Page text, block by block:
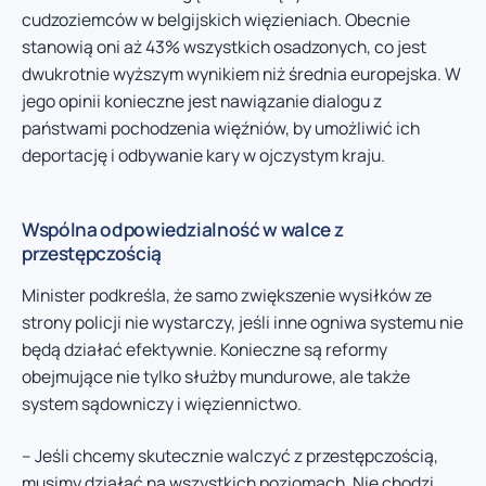
cudzoziemców w belgijskich więzieniach. Obecnie
stanowią oni aż 43% wszystkich osadzonych, co jest
dwukrotnie wyższym wynikiem niż średnia europejska. W
jego opinii konieczne jest nawiązanie dialogu z
państwami pochodzenia więźniów, by umożliwić ich
deportację i odbywanie kary w ojczystym kraju.
Wspólna odpowiedzialność w walce z
przestępczością
Minister podkreśla, że samo zwiększenie wysiłków ze
strony policji nie wystarczy, jeśli inne ogniwa systemu nie
będą działać efektywnie. Konieczne są reformy
obejmujące nie tylko służby mundurowe, ale także
system sądowniczy i więziennictwo.
– Jeśli chcemy skutecznie walczyć z przestępczością,